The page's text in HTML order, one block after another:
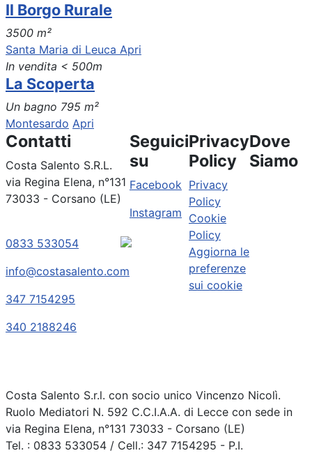
Il Borgo Rurale
3500 m²
Santa Maria di Leuca Apri
In vendita < 500m
La Scoperta
Un bagno 795 m²
Montesardo Apri
Contatti
Costa Salento S.R.L.
via Regina Elena, n°131
73033 - Corsano (LE)
0833 533054
info@costasalento.com
347 7154295
340 2188246
Seguici
su
Facebook
Instagram
Privacy
Policy
Privacy
Policy
Cookie
Policy
Aggiorna le
preferenze
sui cookie
Dove
Siamo
Costa Salento S.r.l. con socio unico Vincenzo Nicolì.
Ruolo Mediatori N. 592 C.C.I.A.A. di Lecce con sede in
via Regina Elena, n°131 73033 - Corsano (LE)
Tel. : 0833 533054 / Cell.: 347 7154295 - P.I.